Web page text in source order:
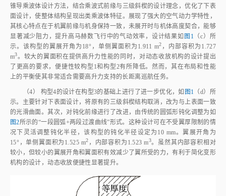
锥导乘波体设计方法，结合乘波式前缘与三级斜楔的设计理念，优化了下表
面设计，使整体结构呈现出类乘波体特征。展现了强大的空气动力学特性，
其核心特点在于机翼前缘与机身保持一致，未展开时与机体高度契合，能够
显著减少阻力，提升高马赫数飞行中的气动效率，设计结果如 图1（c）所
示。该构型的翼展开角为18°，单侧翼面积为1.911 m2 ，内部容积为1.727
m3。较大的翼面积在提供高升力性能的同时，对动态收放机构的设计提出
了更高的要求，便捷性较构型1和构型2有所降低。然而，其在布局和性能
上的平衡使其非常适合需要高升力支持的长距离巡航任务。
（4） 构型4的设计在构型3的基础上进行了进一步优化，如 图1 （d）所
示。主要针对下表面设计，将原有的三级斜楔结构取消，改为与上表面一致
的光滑曲面。其次，对钝化前缘进行了改进，由传统的圆弧形钝化调整为如
图2所示的“一段圆弧+两段过渡曲线”形式。这种设计可在不受翼厚限制的情
况下灵活调整钝化半径，该构型的钝化半径设定为10 mm。翼展开角为
15°，单侧翼面积为1.525 m2 ，内部容积为1.523m3。虽然其内部容积相对
较小，但较小的翼展开角和翼面积有效减少了翼所受的力，有利于简化变形
机构的设计，动态收放便捷性显著提升。